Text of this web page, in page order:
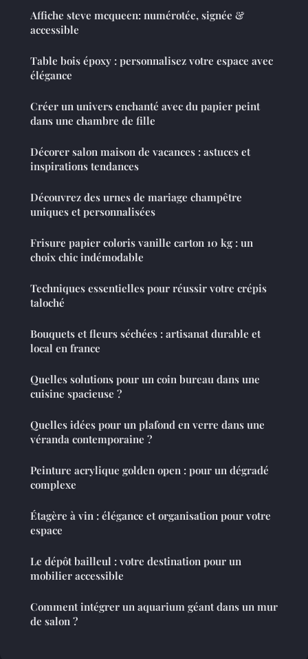
Affiche steve mcqueen: numérotée, signée &
accessible
Table bois époxy : personnalisez votre espace avec
élégance
Créer un univers enchanté avec du papier peint
dans une chambre de fille
Décorer salon maison de vacances : astuces et
inspirations tendances
Découvrez des urnes de mariage champêtre
uniques et personnalisées
Frisure papier coloris vanille carton 10 kg : un
choix chic indémodable
Techniques essentielles pour réussir votre crépis
taloché
Bouquets et fleurs séchées : artisanat durable et
local en france
Quelles solutions pour un coin bureau dans une
cuisine spacieuse ?
Quelles idées pour un plafond en verre dans une
véranda contemporaine ?
Peinture acrylique golden open : pour un dégradé
complexe
Étagère à vin : élégance et organisation pour votre
espace
Le dépôt bailleul : votre destination pour un
mobilier accessible
Comment intégrer un aquarium géant dans un mur
de salon ?